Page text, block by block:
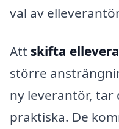
val av
Att skifta
större
ny leverantör, tar
praktiska. De